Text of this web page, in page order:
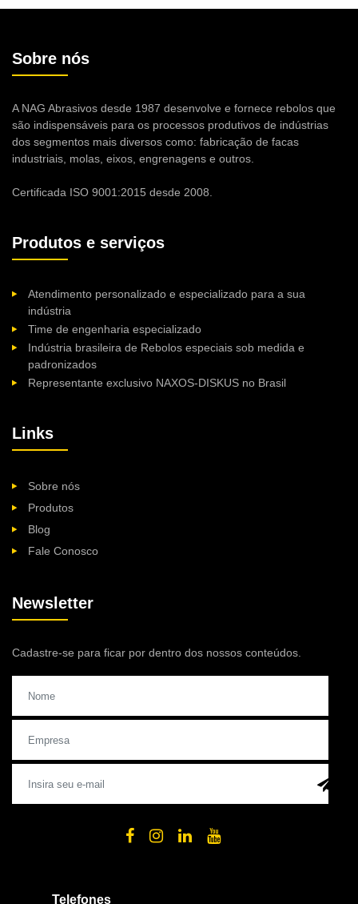
Sobre nós
A NAG Abrasivos desde 1987 desenvolve e fornece rebolos que
são indispensáveis para os processos produtivos de indústrias
dos segmentos mais diversos como: fabricação de facas
industriais, molas, eixos, engrenagens e outros.
Certificada ISO 9001:2015 desde 2008.
Produtos e serviços
Atendimento personalizado e especializado para a sua
indústria
Time de engenharia especializado
Indústria brasileira de Rebolos especiais sob medida e
padronizados
Representante exclusivo NAXOS-DISKUS no Brasil
Links
Sobre nós
Produtos
Blog
Fale Conosco
Newsletter
Cadastre-se para ficar por dentro dos nossos conteúdos.
Telefones